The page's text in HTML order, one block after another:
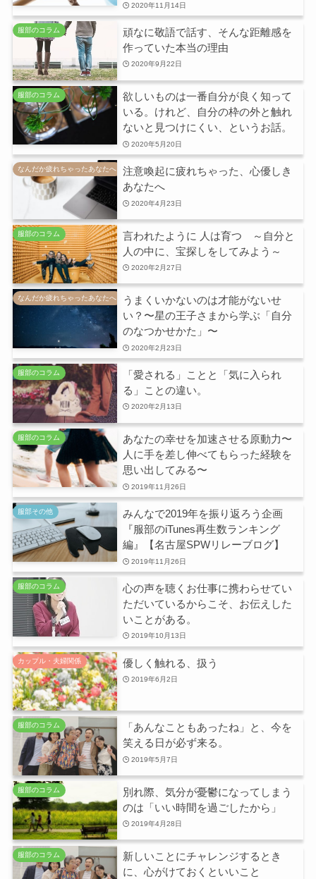
2020年11月14日
服部のコラム
頑なに敬語で話す、そんな距離感を
作っていた本当の理由
2020年9月22日
服部のコラム
欲しいものは一番自分が良く知って
いる。けれど、自分の枠の外と触れ
ないと見つけにくい、というお話。
2020年5月20日
なんだか疲れちゃったあなたへ
注意喚起に疲れちゃった、心優しき
あなたへ
2020年4月23日
服部のコラム
言われたように 人は育つ ～自分と
人の中に、宝探しをしてみよう～
2020年2月27日
なんだか疲れちゃったあなたへ
うまくいかないのは才能がないせ
い？〜星の王子さまから学ぶ「自分
のなつかせかた」〜
2020年2月23日
服部のコラム
「愛される」ことと「気に入られ
る」ことの違い。
2020年2月13日
服部のコラム
あなたの幸せを加速させる原動力〜
人に手を差し伸べてもらった経験を
思い出してみる〜
2019年11月26日
服部その他
みんなで2019年を振り返ろう企画
『服部のiTunes再生数ランキング
編』【名古屋SPWリレーブログ】
2019年11月26日
服部のコラム
心の声を聴くお仕事に携わらせてい
ただいているからこそ、お伝えした
いことがある。
2019年10月13日
カップル・夫婦関係 優しく触れる、扱う
2019年6月2日
服部のコラム
「あんなこともあったね」と、今を
笑える日が必ず来る。
2019年5月7日
服部のコラム
別れ際、気分が憂鬱になってしまう
のは「いい時間を過ごしたから」
2019年4月28日
服部のコラム
新しいことにチャレンジするとき
に、心がけておくといいこと